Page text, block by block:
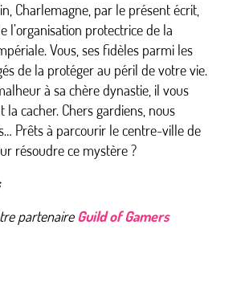
Charlemagne, par le présent écrit,
l’organisation protectrice de la
Vous, ses fidèles parmi les
de la protéger au péril de votre vie.
à sa chère dynastie, il vous
cacher. Chers gardiens, nous
Prêts à parcourir le centre-ville de
résoudre ce mystère ?
partenaireGuild of Gamers